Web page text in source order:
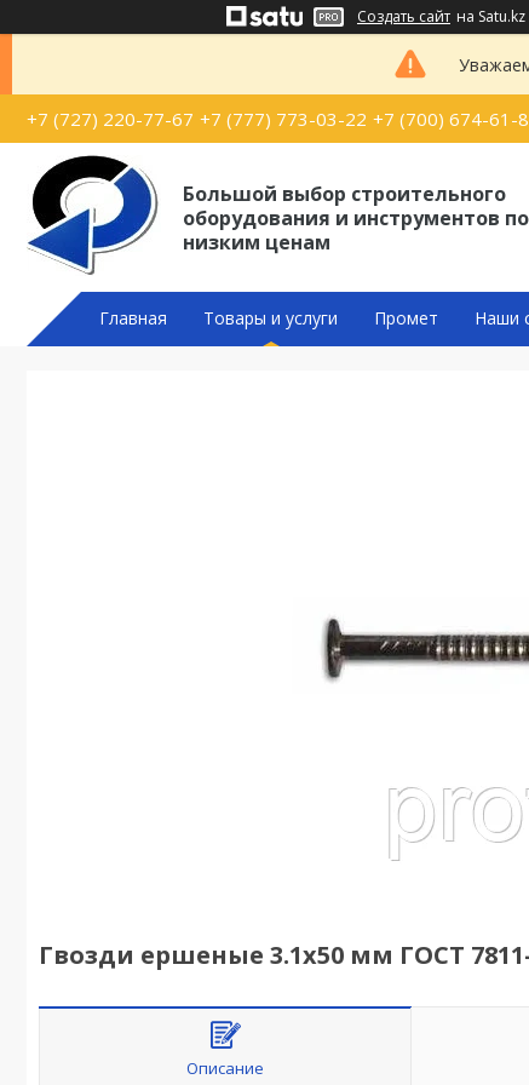
Создать сайт на Satu.kz
+7 (727) 220-77-67 +7 (777) 773-03-22 +7 (700) 674-61-
Большой выбор строительного
оборудования и инструментов по
низким ценам
Главная Товары и услуги Промет Наши
Гвозди ершеные 3.1х50 мм ГОСТ 7811-
Описание